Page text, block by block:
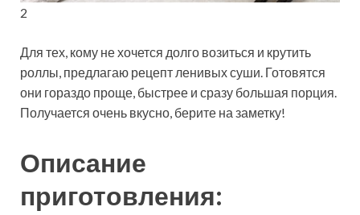
2
Для тех, кому не хочется долго возиться и крутить
роллы, предлагаю рецепт ленивых суши. Готовятся
они гораздо проще, быстрее и сразу большая порция.
Получается очень вкусно, берите на заметку!
Описание
приготовления: